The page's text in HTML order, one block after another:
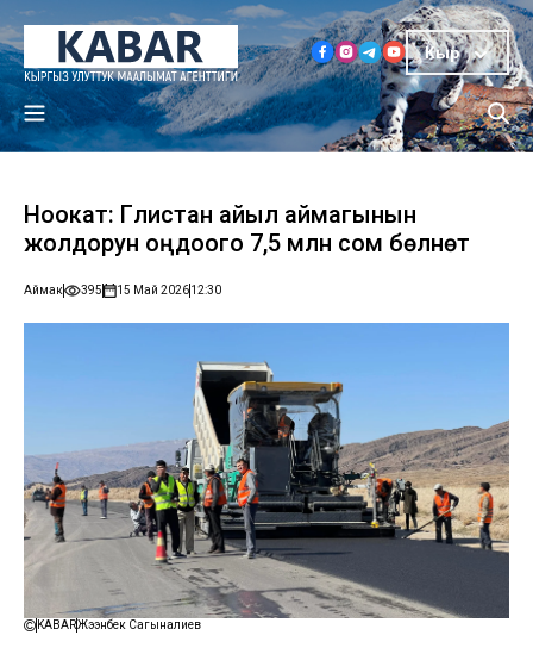
Кыр
Ноокат: Гүлистан айыл аймагынын
жолдорун оңдоого 7,5 млн сом бөлүнөт
Аймак 395 15 Май 202612:30
KABARЖээнбек Сагыналиев